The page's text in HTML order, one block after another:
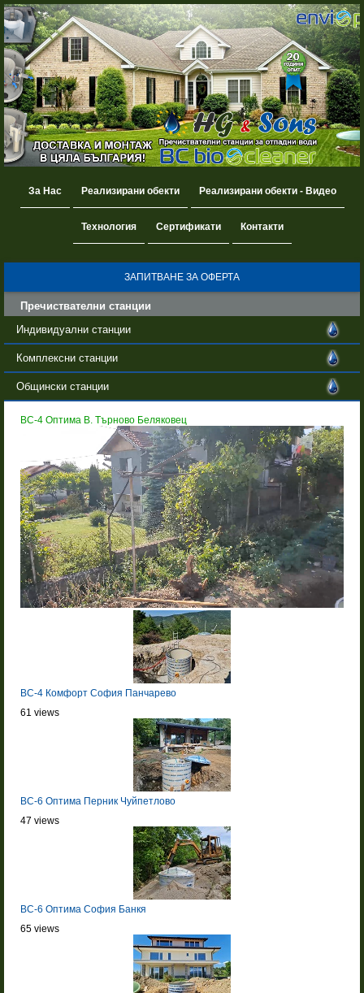
За Нас Реализирани обекти Реализирани обекти - Видео
Технология Сертификати Контакти
ЗАПИТВАНЕ ЗА ОФЕРТА
Пречиствателни станции
Индивидуални станции
Комплексни станции
Общински станции
BC-4 Оптима В. Търново Беляковец
BC-4 Комфорт София Панчарево
61 views
BC-6 Оптима Перник Чуйпетлово
47 views
BC-6 Оптима София Банкя
65 views